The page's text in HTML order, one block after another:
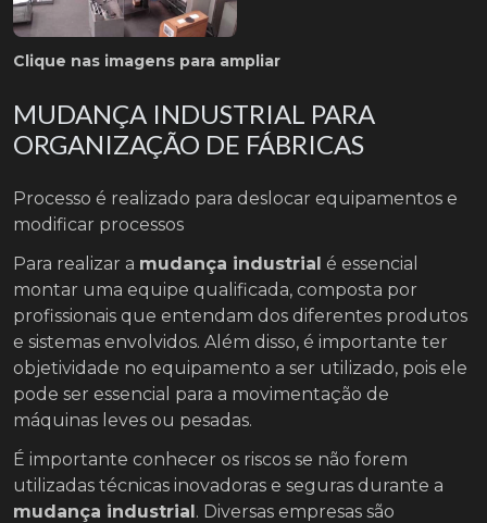
Clique nas imagens para ampliar
MUDANÇA INDUSTRIAL PARA
ORGANIZAÇÃO DE FÁBRICAS
Processo é realizado para deslocar equipamentos e
modificar processos
Para realizar a mudança industrial é essencial
montar uma equipe qualificada, composta por
profissionais que entendam dos diferentes produtos
e sistemas envolvidos. Além disso, é importante ter
objetividade no equipamento a ser utilizado, pois ele
pode ser essencial para a movimentação de
máquinas leves ou pesadas.
É importante conhecer os riscos se não forem
utilizadas técnicas inovadoras e seguras durante a
mudança industrial. Diversas empresas são